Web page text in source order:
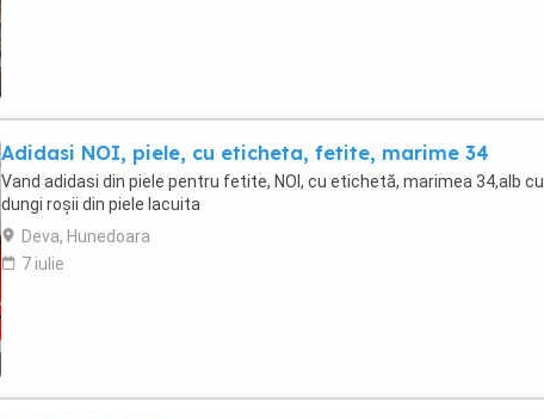
Adidasi NOI, piele, cu eticheta, fetite, marime 34
Vand adidasi din piele pentru fetite, NOI, cu etichetă, marimea 34,alb cu
dungi roșii din piele lacuita
Deva, Hunedoara
7 iulie